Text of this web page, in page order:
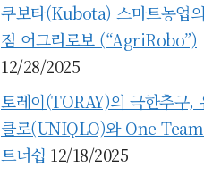
쿠보타(Kubota) 스마트농업
점 어그리로보 (“AgriRobo”)
12/28/2025
토레이(TORAY)의 극한추구,
클로(UNIQLO)와 One
트너쉽 12/18/2025